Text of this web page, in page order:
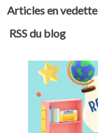
Articles en vedette
RSS du blog